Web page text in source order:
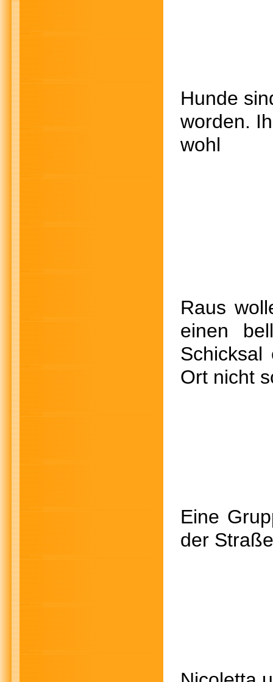
Hunde
worden.
Raus
einen
Ort nicht
Eine
der